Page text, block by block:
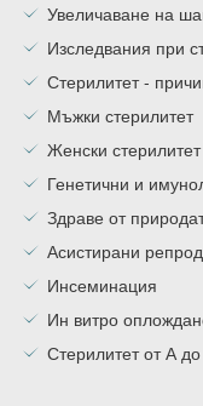
Увеличаване на
Изследвания при
Стерилитет -
Мъжки стерилитет
Женски стерилитет
Генетични и
Здраве от
Асистирани
Инсеминация
Ин витро
Стерилитет от А